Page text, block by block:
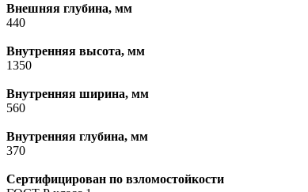
Внешняя глубина, мм
440
Внутренняя высота, мм
1350
Внутренняя ширина, мм
560
Внутренняя глубина, мм
370
Сертифицирован по взломостойкости